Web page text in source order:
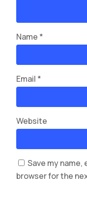
Name *
Email *
Website
Save my name,
browser for the